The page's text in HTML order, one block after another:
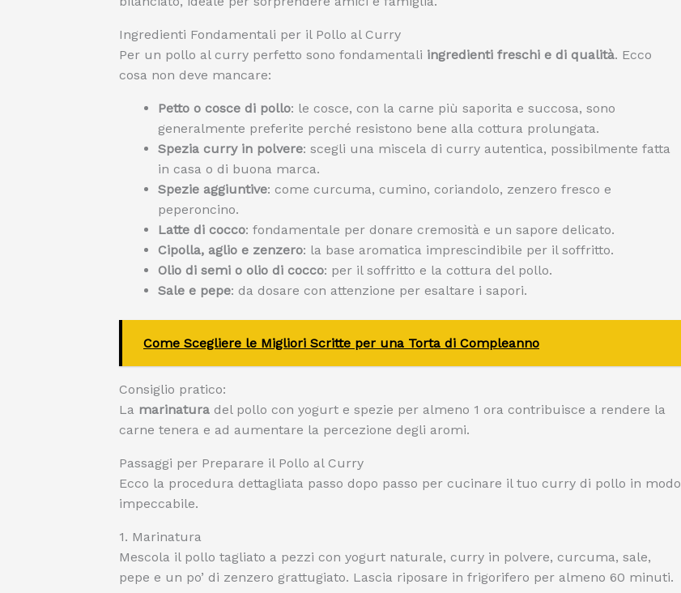
Ingredienti Fondamentali per il Pollo al Curry
Per un pollo al curry perfetto sono fondamentali ingredienti freschi e di qualità. Ecco
cosa non deve mancare:
Petto o cosce di pollo: le cosce, con la carne più saporita e succosa, sono
generalmente preferite perché resistono bene alla cottura prolungata.
Spezia curry in polvere: scegli una miscela di curry autentica, possibilmente fatta
in casa o di buona marca.
Spezie aggiuntive: come curcuma, cumino, coriandolo, zenzero fresco e
peperoncino.
Latte di cocco: fondamentale per donare cremosità e un sapore delicato.
Cipolla, aglio e zenzero: la base aromatica imprescindibile per il soffritto.
Olio di semi o olio di cocco: per il soffritto e la cottura del pollo.
Sale e pepe: da dosare con attenzione per esaltare i sapori.
Come Scegliere le Migliori Scritte per una Torta di Compleanno
Consiglio pratico:
La marinatura del pollo con yogurt e spezie per almeno 1 ora contribuisce a rendere la
carne tenera e ad aumentare la percezione degli aromi.
Passaggi per Preparare il Pollo al Curry
Ecco la procedura dettagliata passo dopo passo per cucinare il tuo curry di pollo in modo
impeccabile.
1. Marinatura
Mescola il pollo tagliato a pezzi con yogurt naturale, curry in polvere, curcuma, sale,
pepe e un po’ di zenzero grattugiato. Lascia riposare in frigorifero per almeno 60 minuti.